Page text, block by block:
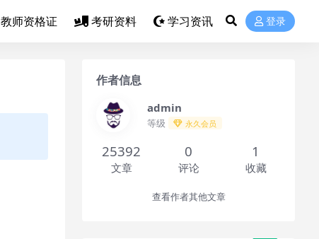
教师资格证 考研资料 学习资讯 登录
作者信息
admin
等级 永久会员
25392
文章
0
评论
1
收藏
查看作者其他文章